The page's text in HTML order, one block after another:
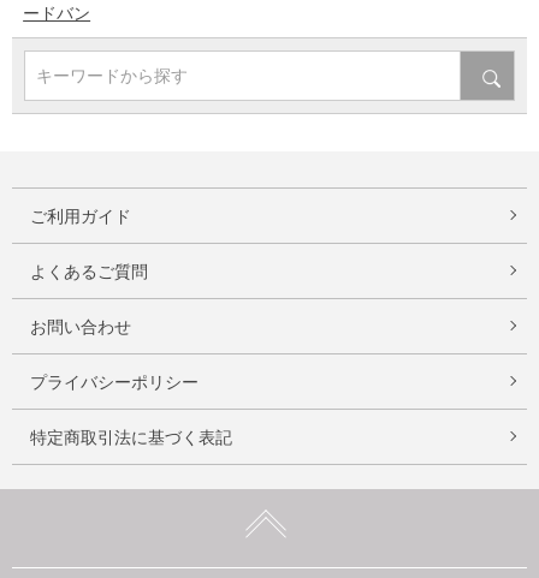
ードバン
キーワードから探す
ご利用ガイド
よくあるご質問
お問い合わせ
プライバシーポリシー
特定商取引法に基づく表記